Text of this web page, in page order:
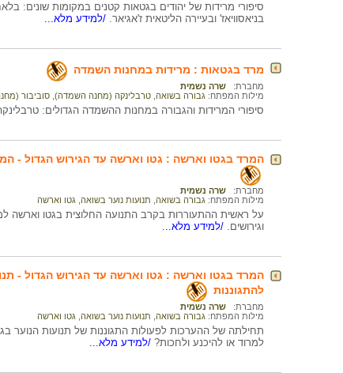
סיפורי מרידות של יהודים בגטאות קטנים במקומות שונים:
בניאסוויאז' ובעיירה הליטאית ז'אגיאר. /למידע מלא...
מרד בגטאות : מרידות במחנות השמדה
מחברת:
שרה נשמית
מילות המפתח: גבורה בשואה טרבלינקה (מחנה השמדה) סוביבור
סיפורי המרידות והגבורה במחנות ההשמדה הגדולים:
המרד בגטו וארשה : גטו וארשה עד הגירוש הגדול -
מחברת:
שרה נשמית
מילות המפתח: גבורה בשואה תנועות נוער בשואה גטו וארשה
על ראשית ההתעוררות בקרב התנועה החלוצית בגטו וארשה
וגירושים. /למידע מלא...
המרד בגטו וארשה : גטו וארשה עד הגירוש הגדול -
להתגוננות
מחברת:
שרה נשמית
מילות המפתח: גבורה בשואה תנועות נוער בשואה גטו וארשה
תחילתה של ההערכות לפעולות התגוננות של תנועות הנוער
למרוד או להיכנע ולחכות? /למידע מלא...